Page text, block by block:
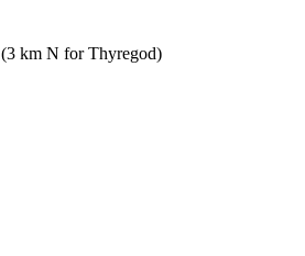
(3 km N for Thyregod)